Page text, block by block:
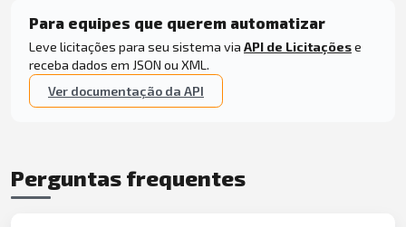
Para equipes que querem automatizar
Leve licitações para seu sistema via API de Licitaçõese
receba dados em JSON ou XML.
Ver documentação da API
Perguntas frequentes